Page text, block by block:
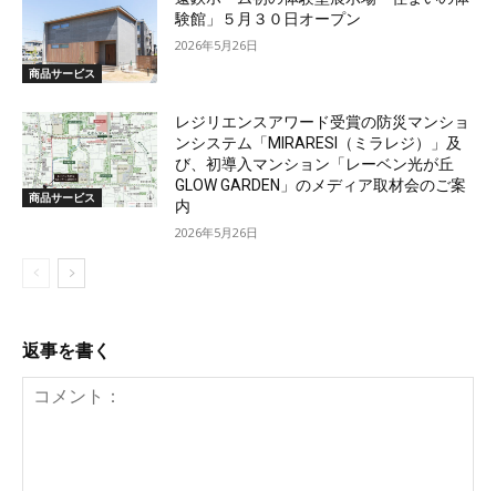
商品サービス
験館」５月３０日オープン
2026年5月26日
商品サービス
レジリエンスアワード受賞の防災マンショ
ンシステム「MIRARESI（ミラレジ）」及
び、初導入マンション「レーベン光が丘
GLOW GARDEN」のメディア取材会のご案
内
2026年5月26日
返事を書く